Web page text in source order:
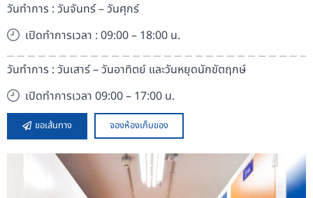
วันทำการ : วันจันทร์ – วันศุกร์
เปิดทำการเวลา : 09:00 – 18:00 น.
วันทำการ : วันเสาร์ – วันอาทิตย์ และวันหยุดนักขัตฤกษ์
เปิดทำการเวลา 09:00 – 17:00 น.
ขอเส้นทาง จองห้องเก็บของ